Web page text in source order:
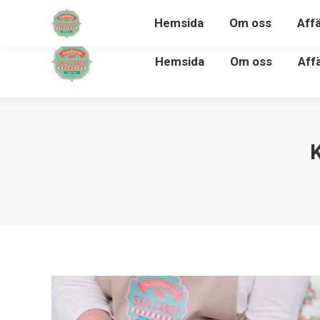
Hemsida Om oss
Hemsida Om oss